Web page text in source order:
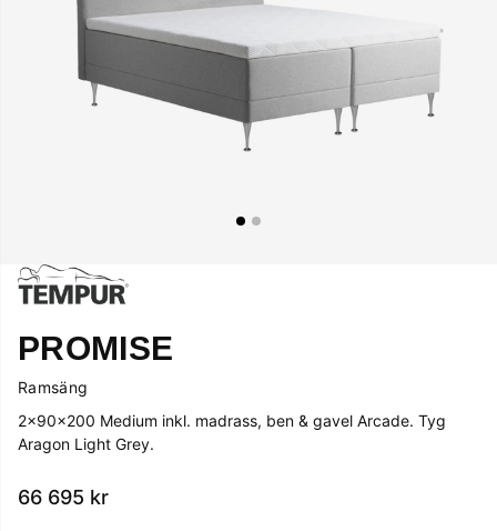
PROMISE
Ramsäng
2x90x200 Medium inkl. madrass, ben & gavel Arcade. Tyg
Aragon Light Grey.
66 695 kr